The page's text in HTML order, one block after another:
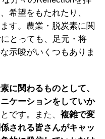
希望をもたれたり、
す。農業・脱炭素に関
とっても、足元・将
示唆がいくつもありま
に関わるものとして、
ケーションをしていか
です。また、 複雑で変
される皆さんがキャッ